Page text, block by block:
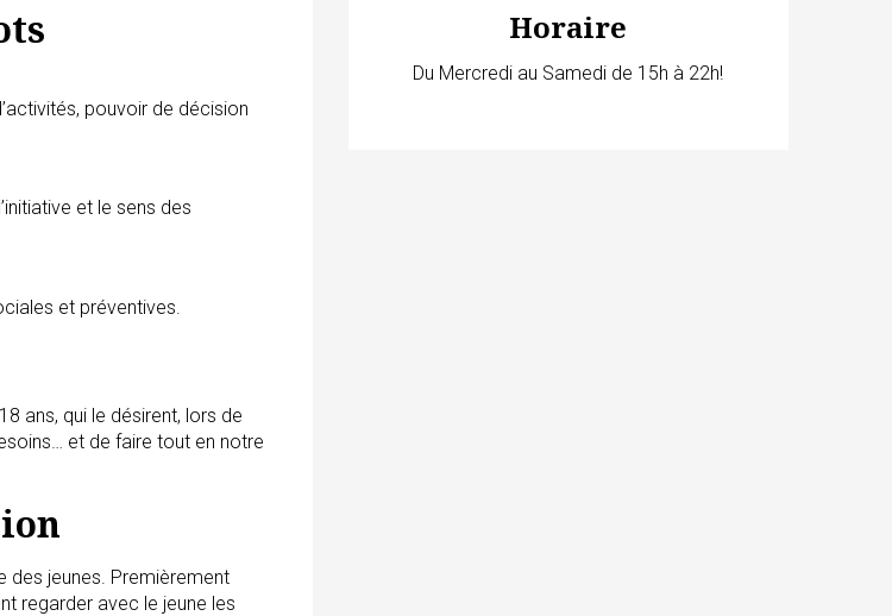
pouvoir de décision
et le sens des
et préventives.
ans, qui le désirent, lors de
et de faire tout en notre
des jeunes. Premièrement
regarder avec le jeune les
Horaire
Du Mercredi au Samedi de 15h à 22h!